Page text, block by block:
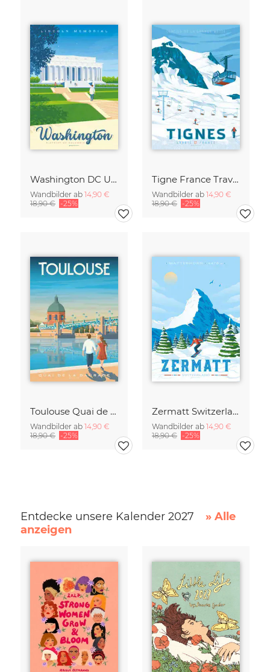
Washington DC United States Travel Poster Art Print
Wandbilder ab 14,90 €
18,90 € -25%
Tigne France Travel Poster Art Print
Wandbilder ab 14,90 €
18,90 € -25%
Toulouse Quai de la Daurade France Travel Poster Art Print
Wandbilder ab 14,90 €
18,90 € -25%
Zermatt Switzerland Travel Poster Art print
Wandbilder ab 14,90 €
18,90 € -25%
Entdecke unsere Kalender 2027
» Alle
anzeigen